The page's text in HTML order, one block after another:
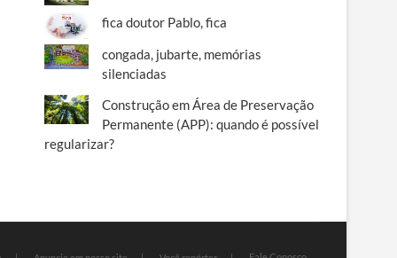
fica doutor Pablo, fica
congada, jubarte, memórias
silenciadas
Construção em Área de Preservação
Permanente (APP): quando é possível
regularizar?